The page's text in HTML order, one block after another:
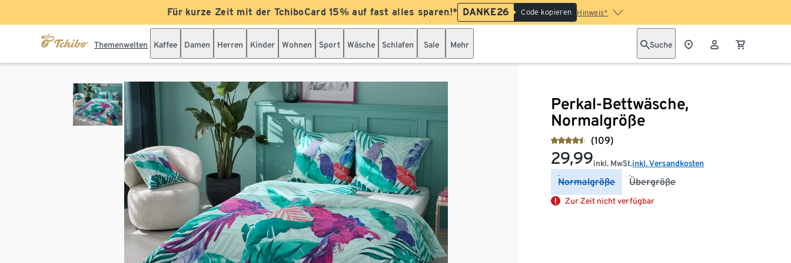
Für kurze Zeit mit der TchiboCard 15% auf fast alles sparen!* DANKE26 Code kopieren Hinweis*
Themenwelten Kaffee Damen Herren Kinder Wohnen Sport Wäsche Schlafen Sale Mehr Suche
Perkal-Bettwäsche,
Normalgröße
(109)
29,99inkl. MwSt.inkl. Versandkosten
Normalgröße Übergröße
Zur Zeit nicht verfügbar